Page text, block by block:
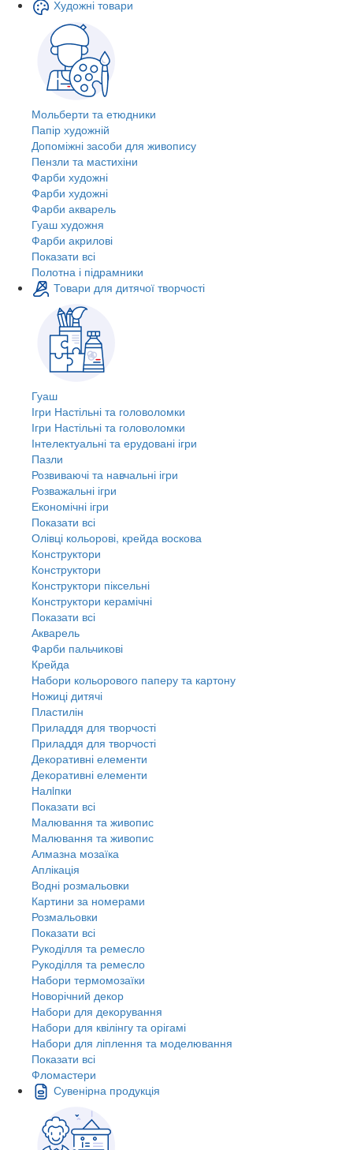
Художні товари
Мольберти та етюдники
Папір художній
Допоміжні засоби для живопису
Пензли та мастихіни
Фарби художні
Фарби художні
Фарби акварель
Гуаш художня
Фарби акрилові
Показати всі
Полотна і підрамники
Товари для дитячої творчості
Гуаш
Ігри Настільні та головоломки
Ігри Настільні та головоломки
Інтелектуальні та ерудовані ігри
Пазли
Розвиваючі та навчальні ігри
Розважальні ігри
Економічні ігри
Показати всі
Олівці кольорові, крейда воскова
Конструктори
Конструктори
Конструктори піксельні
Конструктори керамічні
Показати всі
Акварель
Фарби пальчикові
Крейда
Набори кольорового паперу та картону
Ножиці дитячі
Пластилін
Приладдя для творчості
Приладдя для творчості
Декоративні елементи
Декоративні елементи
Налiпки
Показати всі
Малювання та живопис
Малювання та живопис
Алмазна мозаїка
Аплікація
Водні розмальовки
Картини за номерами
Розмальовки
Показати всі
Рукоділля та ремесло
Рукоділля та ремесло
Набори термомозаїки
Новорічний декор
Набори для декорування
Набори для квілінгу та орігамі
Набори для ліплення та моделювання
Показати всі
Фломастери
Сувенірна продукція